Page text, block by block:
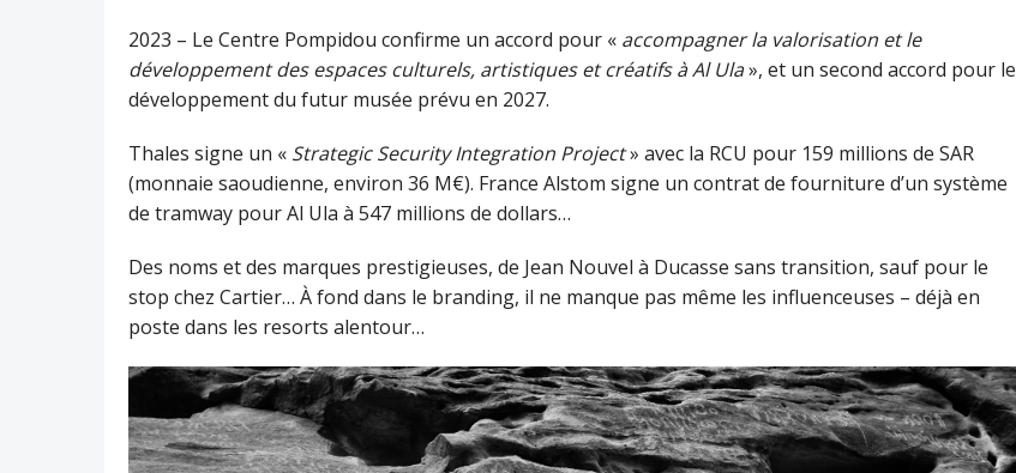
2023 – Le Centre Pompidou confirme un accord pour « accompagner la valorisation et le
développement des espaces culturels, artistiques et créatifs à Al Ula», et un second accord pour le
développement du futur musée prévu en 2027.
Thales signe un « Strategic Security Integration Project» avec la RCU pour 159 millions de SAR
(monnaie saoudienne, environ 36 M€). France Alstom signe un contrat de fourniture d’un système
de tramway pour Al Ula à 547 millions de dollars…
Des noms et des marques prestigieuses, de Jean Nouvel à Ducasse sans transition, sauf pour le
stop chez Cartier… À fond dans le branding, il ne manque pas même les influenceuses – déjà en
poste dans les resorts alentour…